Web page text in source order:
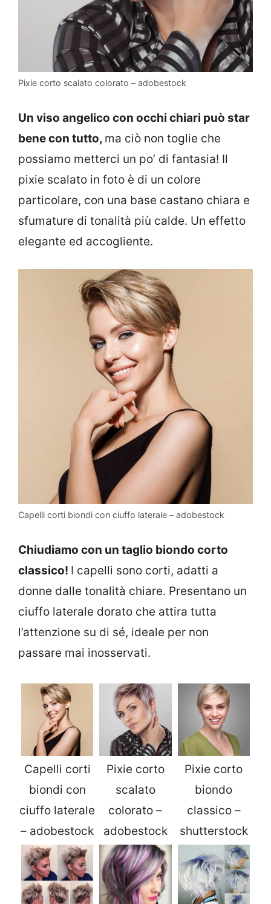
Pixie corto scalato colorato – adobestock
Un viso angelico con occhi chiari può star
bene con tutto, ma ciò non toglie che
possiamo metterci un po’ di fantasia! Il
pixie scalato in foto è di un colore
particolare, con una base castano chiara e
sfumature di tonalità più calde. Un effetto
elegante ed accogliente.
Capelli corti biondi con ciuffo laterale – adobestock
Chiudiamo con un taglio biondo corto
classico! I capelli sono corti, adatti a
donne dalle tonalità chiare. Presentano un
ciuffo laterale dorato che attira tutta
l’attenzione su di sé, ideale per non
passare mai inosservati.
Capelli corti
biondi con
ciuffo laterale
– adobestock
Pixie corto
scalato
colorato –
adobestock
Pixie corto
biondo
classico –
shutterstock